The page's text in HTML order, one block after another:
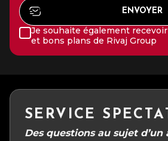
Je souhaite également
et bons plans de Rivaj Group
SERVICE
Des questions au sujet